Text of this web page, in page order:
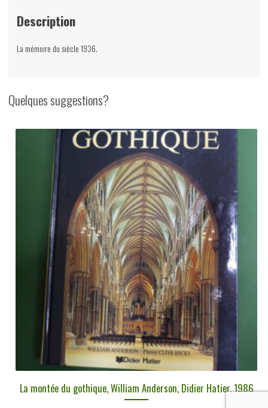
1983
Description
La mémoire du siècle 1936.
Quelques suggestions?
La montée du gothique, William Anderson, Didier Hatier, 1986